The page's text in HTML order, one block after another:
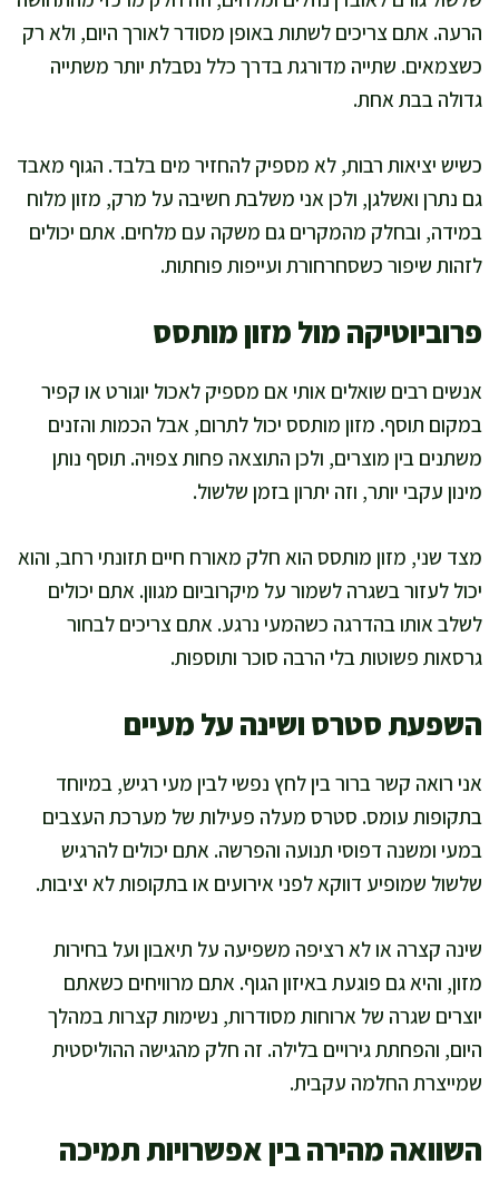
הרעה. אתם צריכים לשתות באופן מסודר לאורך היום, ולא רק
כשצמאים. שתייה מדורגת בדרך כלל נסבלת יותר משתייה
גדולה בבת אחת.
כשיש יציאות רבות, לא מספיק להחזיר מים בלבד. הגוף מאבד
גם נתרן ואשלגן, ולכן אני משלבת חשיבה על מרק, מזון מלוח
במידה, ובחלק מהמקרים גם משקה עם מלחים. אתם יכולים
לזהות שיפור כשסחרחורת ועייפות פוחתות.
פרוביוטיקה מול מזון מותסס
אנשים רבים שואלים אותי אם מספיק לאכול יוגורט או קפיר
במקום תוסף. מזון מותסס יכול לתרום, אבל הכמות והזנים
משתנים בין מוצרים, ולכן התוצאה פחות צפויה. תוסף נותן
מינון עקבי יותר, וזה יתרון בזמן שלשול.
מצד שני, מזון מותסס הוא חלק מאורח חיים תזונתי רחב, והוא
יכול לעזור בשגרה לשמור על מיקרוביום מגוון. אתם יכולים
לשלב אותו בהדרגה כשהמעי נרגע. אתם צריכים לבחור
גרסאות פשוטות בלי הרבה סוכר ותוספות.
השפעת סטרס ושינה על מעיים
אני רואה קשר ברור בין לחץ נפשי לבין מעי רגיש, במיוחד
בתקופות עומס. סטרס מעלה פעילות של מערכת העצבים
במעי ומשנה דפוסי תנועה והפרשה. אתם יכולים להרגיש
שלשול שמופיע דווקא לפני אירועים או בתקופות לא יציבות.
שינה קצרה או לא רציפה משפיעה על תיאבון ועל בחירות
מזון, והיא גם פוגעת באיזון הגוף. אתם מרוויחים כשאתם
יוצרים שגרה של ארוחות מסודרות, נשימות קצרות במהלך
היום, והפחתת גירויים בלילה. זה חלק מהגישה ההוליסטית
שמייצרת החלמה עקבית.
השוואה מהירה בין אפשרויות תמיכה